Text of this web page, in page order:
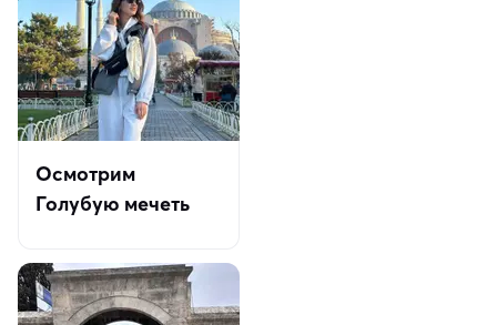
Осмотрим
Голубую мечеть